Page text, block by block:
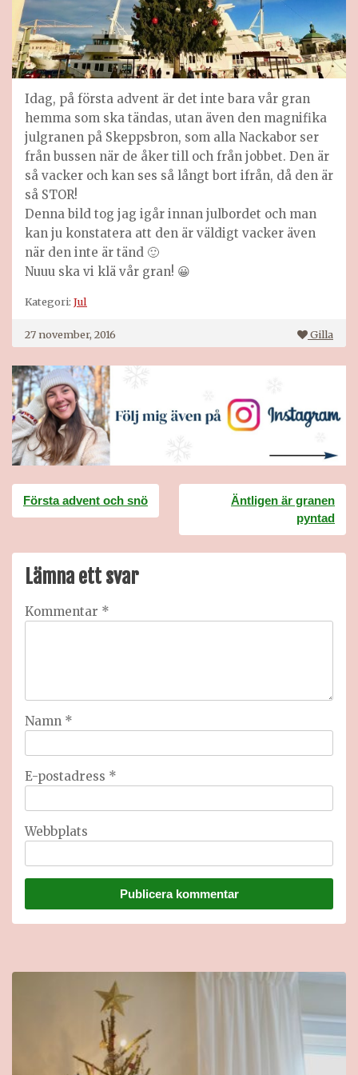
Idag, på första advent är det inte bara vår gran
hemma som ska tändas, utan även den magnifika
julgranen på Skeppsbron, som alla Nackabor ser
från bussen när de åker till och från jobbet. Den är
så vacker och kan ses så långt bort ifrån, då den är
så STOR!
Denna bild tog jag igår innan julbordet och man
kan ju konstatera att den är väldigt vacker även
när den inte är tänd 🙂
Nuuu ska vi klä vår gran! 😀
Kategori: Jul
27 november, 2016 Gilla
Inläggsnavigering
Första advent och snö
Äntligen är granen
pyntad
Lämna ett svar
Kommentar *
Namn *
E-postadress *
Webbplats